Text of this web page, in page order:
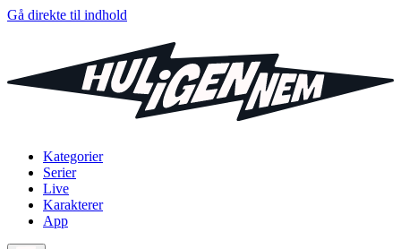
Gå direkte til indhold
Kategorier
Serier
Live
Karakterer
App